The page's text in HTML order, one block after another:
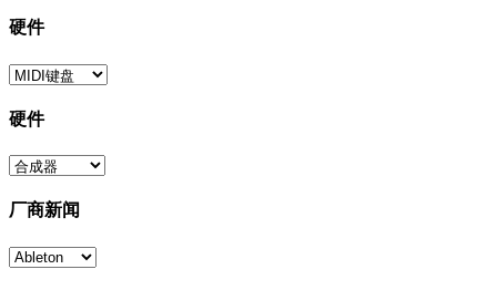
硬件
硬件
厂商新闻